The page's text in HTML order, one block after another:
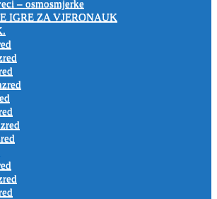
– osmosmjerke
IGRE ZA VJERONAUK